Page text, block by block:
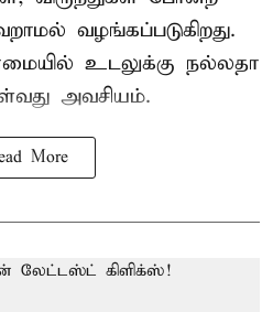
வழங்கப்படுகிறது.
உடலுக்கு நல்லதா
அவசியம்.
More